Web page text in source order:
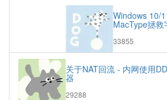
次
数:
Windows 10/
MacType拯
浏
数:
33855
关于NAT回流 - 内网使用
器
浏
29288